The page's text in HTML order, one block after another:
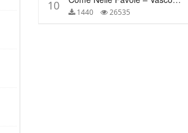
10 1440 26535